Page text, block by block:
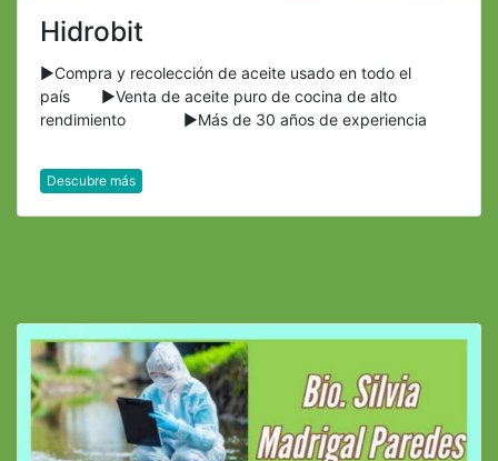
Hidrobit
►Compra y recolección de aceite usado en todo el
país ►Venta de aceite puro de cocina de alto
rendimiento ►Más de 30 años de experiencia
Descubre más